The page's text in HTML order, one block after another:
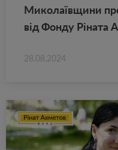
Ми­ко­лаївщини
від Фонду Ріната
28.08.2024